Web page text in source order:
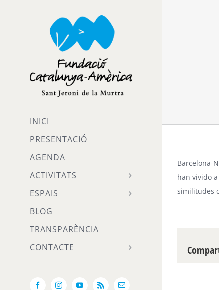
INICI
PRESENTACIÓ
AGENDA
ACTIVITATS
ESPAIS
BLOG
TRANSPARÈNCIA
CONTACTE
FacebookInstagramYouTube
Rss Email:
Barcelona-
han vivido
similitudes